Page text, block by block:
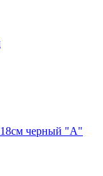
18см черный "А"